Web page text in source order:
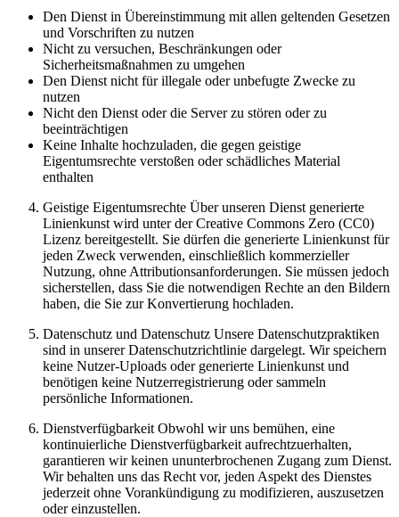
Den Dienst in Übereinstimmung mit allen geltenden Gesetzen
und Vorschriften zu nutzen
Nicht zu versuchen, Beschränkungen oder
Sicherheitsmaßnahmen zu umgehen
Den Dienst nicht für illegale oder unbefugte Zwecke zu
nutzen
Nicht den Dienst oder die Server zu stören oder zu
beeinträchtigen
Keine Inhalte hochzuladen, die gegen geistige
Eigentumsrechte verstoßen oder schädliches Material
enthalten
Geistige Eigentumsrechte Über unseren Dienst generierte
Linienkunst wird unter der Creative Commons Zero (CC0)
Lizenz bereitgestellt. Sie dürfen die generierte Linienkunst für
jeden Zweck verwenden, einschließlich kommerzieller
Nutzung, ohne Attributionsanforderungen. Sie müssen jedoch
sicherstellen, dass Sie die notwendigen Rechte an den Bildern
haben, die Sie zur Konvertierung hochladen.
Datenschutz und Datenschutz Unsere Datenschutzpraktiken
sind in unserer Datenschutzrichtlinie dargelegt. Wir speichern
keine Nutzer-Uploads oder generierte Linienkunst und
benötigen keine Nutzerregistrierung oder sammeln
persönliche Informationen.
Dienstverfügbarkeit Obwohl wir uns bemühen, eine
kontinuierliche Dienstverfügbarkeit aufrechtzuerhalten,
garantieren wir keinen ununterbrochenen Zugang zum Dienst.
Wir behalten uns das Recht vor, jeden Aspekt des Dienstes
jederzeit ohne Vorankündigung zu modifizieren, auszusetzen
oder einzustellen.